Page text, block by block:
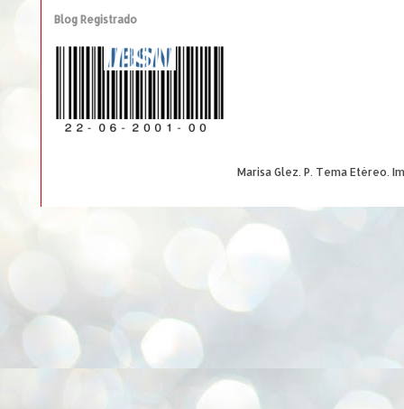
Blog Registrado
Marisa Glez. P. Tema Etéreo.